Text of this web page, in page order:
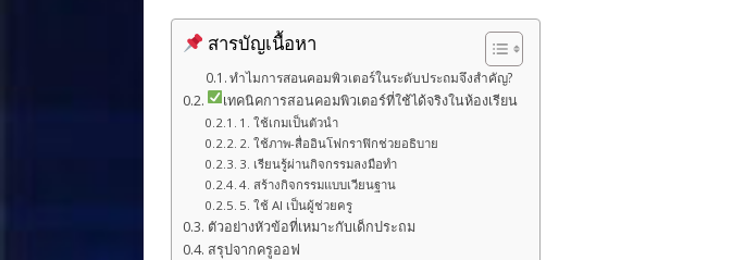
a
c
e
b
o
o
k
n
e
n
r
e
st
h
e
สารบัญเนื้อหา
ทำไมการสอนคอมพิวเตอร์ในระดับประถมจึงสำคัญ?
เทคนิคการสอนคอมพิวเตอร์ที่ใช้ได้จริงในห้องเรียน
1. ใช้เกมเป็นตัวนำ
2. ใช้ภาพ-สื่ออินโฟกราฟิกช่วยอธิบาย
3. เรียนรู้ผ่านกิจกรรมลงมือทำ
4. สร้างกิจกรรมแบบเวียนฐาน
5. ใช้ AI เป็นผู้ช่วยครู
ตัวอย่างหัวข้อที่เหมาะกับเด็กประถม
สรุปจากครูออฟ